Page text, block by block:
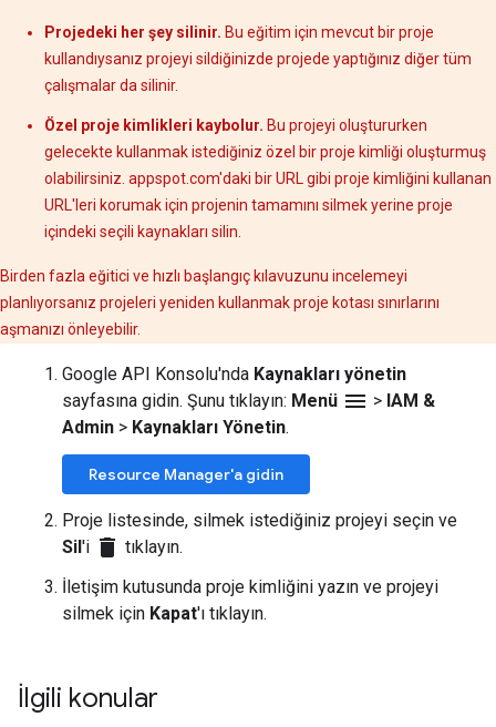
Projedeki her şey silinir. Bu eğitim için mevcut bir proje
kullandıysanız projeyi sildiğinizde projede yaptığınız diğer tüm
çalışmalar da silinir.
Özel proje kimlikleri kaybolur. Bu projeyi oluştururken
gelecekte kullanmak istediğiniz özel bir proje kimliği oluşturmuş
olabilirsiniz. appspot.com'daki bir URL gibi proje kimliğini kullanan
URL'leri korumak için projenin tamamını silmek yerine proje
içindeki seçili kaynakları silin.
Birden fazla eğitici ve hızlı başlangıç kılavuzunu incelemeyi
planlıyorsanız projeleri yeniden kullanmak proje kotası sınırlarını
aşmanızı önleyebilir.
Google API Konsolu'nda Kaynakları yönetin
sayfasına gidin. Şunu tıklayın: Menü menu > IAM &
Admin > Kaynakları Yönetin.
Resource Manager'a gidin
Proje listesinde, silmek istediğiniz projeyi seçin ve
Sil'i delete tıklayın.
İletişim kutusunda proje kimliğini yazın ve projeyi
silmek için Kapat'ı tıklayın.
İlgili konular